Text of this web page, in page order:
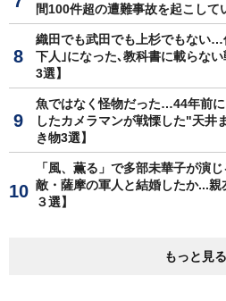
間100件超の遭難事故を起こして
織田でも武田でも上杉でもない
下人｣になった､教科書に載らな
3選】
魚ではなく怪物だった…44年前
したカメラマンが戦慄した"天井
き物3選】
「風、薫る」で多部未華子が演
敵・薩摩の軍人と結婚したか...
３選】
もっと見る